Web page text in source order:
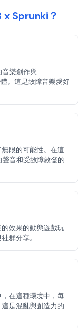
Sprunki？
音樂創作與
。這是故障音樂愛好
限的可能性。在這
音和受故障啟發的
效果的動態遊戲玩
群分享。
在這種環境中，每
是混亂與創造力的